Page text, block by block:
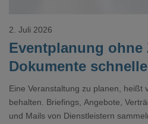
Eventplanung ohne
Dokumente
2. Juli 2026
Eine Veranstaltung zu planen, heißt
behalten. Briefings, Angebote,
und Mails von Dienstleistern